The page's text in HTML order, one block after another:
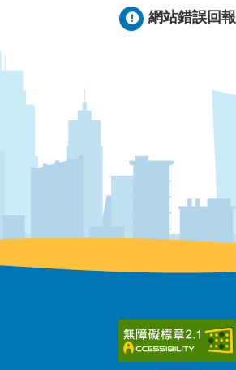
網站錯誤回報